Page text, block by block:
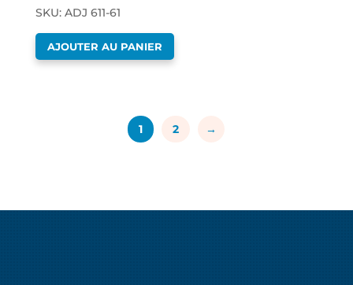
SKU: ADJ 611-61
AJOUTER AU PANIER
1 2 →